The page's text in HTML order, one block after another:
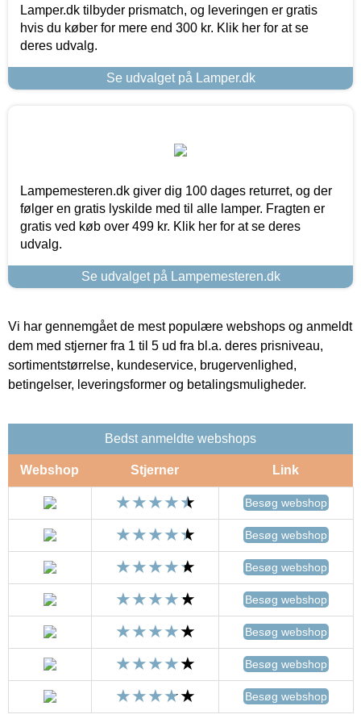
Lamper.dk tilbyder prismatch, og leveringen er gratis
hvis du køber for mere end 300 kr. Klik her for at se
deres udvalg.
Se udvalget på Lamper.dk
Lampemesteren.dk giver dig 100 dages returret, og der
følger en gratis lyskilde med til alle lamper. Fragten er
gratis ved køb over 499 kr. Klik her for at se deres
udvalg.
Se udvalget på Lampemesteren.dk
Vi har gennemgået de mest populære webshops og anmeldt
dem med stjerner fra 1 til 5 ud fra bl.a. deres prisniveau,
sortimentstørrelse, kundeservice, brugervenlighed,
betingelser, leveringsformer og betalingsmuligheder.
Bedst anmeldte webshops
Webshop Stjerner Link
Besøg webshop
Besøg webshop
Besøg webshop
Besøg webshop
Besøg webshop
Besøg webshop
Besøg webshop